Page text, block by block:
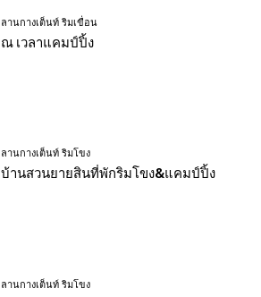
ลานกางเต็นท์ ริมเขื่อน
ณ เวลาแคมป์ปิ้ง
ลานกางเต็นท์ ริมโขง
บ้านสวนยายสินที่พักริมโขง&แคมป์ปิ้ง
ลานกางเต็นท์ ริมโขง